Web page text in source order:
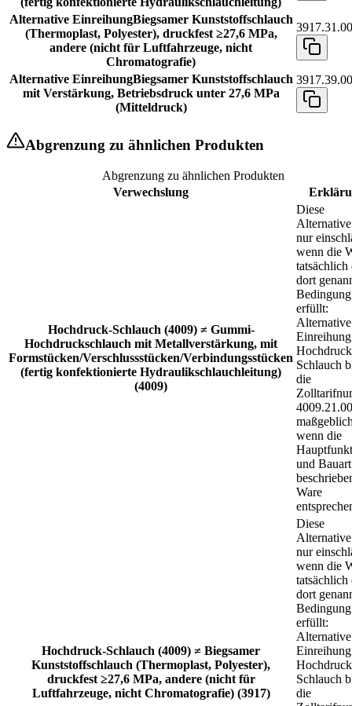
Alternative EinreihungBiegsamer Kunststoffschlauch
(Thermoplast, Polyester), druckfest ≥27,6 MPa,
andere (nicht für Luftfahrzeuge, nicht
Chromatografie)
Alternative EinreihungBiegsamer Kunststoffschlauch
mit Verstärkung, Betriebsdruck unter 27,6 MPa
(Mitteldruck)
Abgrenzung zu ähnlichen Produkten
Abgrenzung zu ähnlichen Produkten
Verwechslung
Hochdruck-Schlauch (4009) ≠ Gummi-
Hochdruckschlauch mit Metallverstärkung, mit
Formstücken/Verschlussstücken/Verbindungsstücken
(fertig konfektionierte Hydraulikschlauchleitung)
(4009)
Diese
nur
wenn die
tatsächlich
dort
Bedingung
erfüllt:
Alternative
Schlauch
die
wenn die
und
Ware
Hochdruck-Schlauch (4009) ≠ Biegsamer
Kunststoffschlauch (Thermoplast, Polyester),
druckfest ≥27,6 MPa, andere (nicht für
Luftfahrzeuge, nicht Chromatografie) (3917)
Diese
nur
wenn die
tatsächlich
dort
Bedingung
erfüllt:
Alternative
Schlauch
die